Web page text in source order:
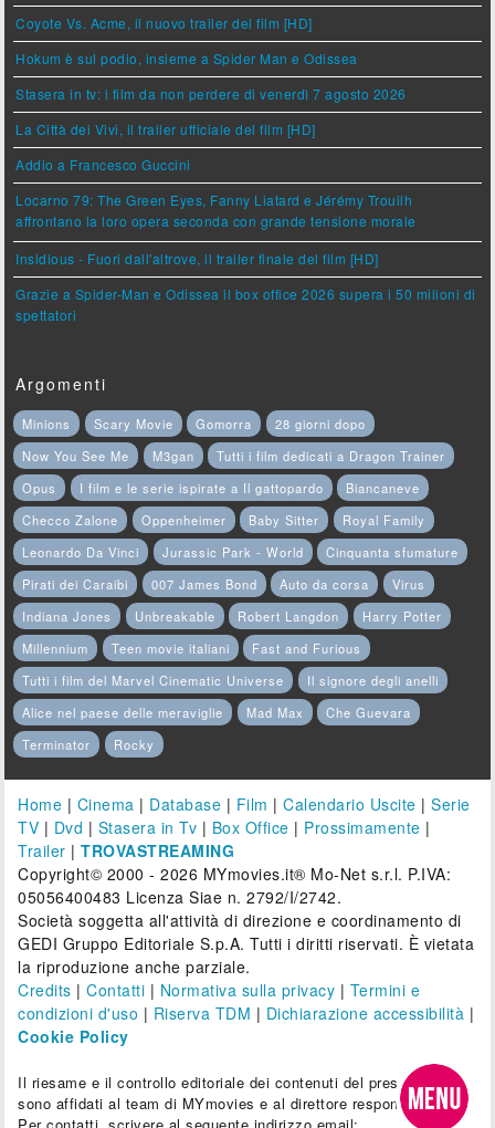
Coyote Vs. Acme, il nuovo trailer del film [HD]
Hokum è sul podio, insieme a Spider Man e Odissea
Stasera in tv: i film da non perdere di venerdì 7 agosto 2026
La Città dei Vivi, il trailer ufficiale del film [HD]
Addio a Francesco Guccini
Locarno 79: The Green Eyes, Fanny Liatard e Jérémy Trouilh
affrontano la loro opera seconda con grande tensione morale
Insidious - Fuori dall'altrove, il trailer finale del film [HD]
Grazie a Spider-Man e Odissea il box office 2026 supera i 50 milioni di
spettatori
Argomenti
Minions Scary Movie Gomorra
28 giorni dopo
Now You See Me
M3gan
Tutti i film dedicati a Dragon Trainer
Opus
I film e le serie ispirate a Il gattopardo
Biancaneve
Checco Zalone
Oppenheimer Baby Sitter
Royal Family
Leonardo Da Vinci
Jurassic Park - World
Cinquanta sfumature
Pirati dei Caraibi
007 James Bond Auto da corsa
Virus
Indiana Jones
Unbreakable Robert Langdon
Harry Potter
Millennium
Teen movie italiani
Fast and Furious
Tutti i film del Marvel Cinematic Universe
Il signore degli anelli
Alice nel paese delle meraviglie
Mad Max
Che Guevara
Terminator
Rocky
Home | Cinema | Database | Film |Calendario Uscite |Serie
TV | Dvd | Stasera in Tv | Box Office | Prossimamente |
Trailer |TROVASTREAMING
Copyright© 2000 - 2026 MYmovies.it® Mo-Net s.r.l. P.IVA:
05056400483 Licenza Siae n. 2792/I/2742.
Società soggetta all'attività di direzione e coordinamento di
GEDI Gruppo Editoriale S.p.A. Tutti i diritti riservati. È vietata
la riproduzione anche parziale.
Credits |Contatti | Normativa sulla privacy | Termini e
condizioni d'uso | Riserva TDM | Dichiarazione accessibilità |
Cookie Policy
Il riesame e il controllo editoriale dei contenuti del presente sito
sono affidati al team di MYmovies e al direttore responsabile.